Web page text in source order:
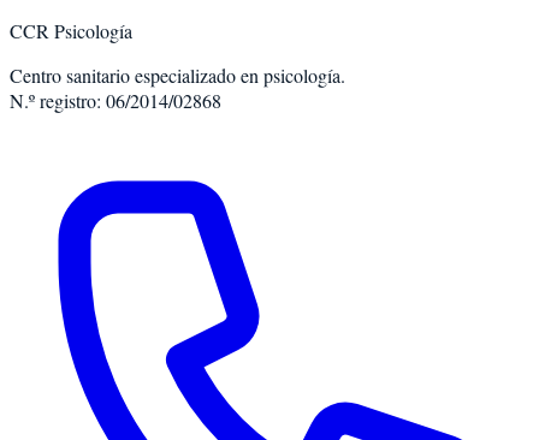
CCR Psicología
Centro sanitario especializado en psicología.
N.º registro: 06/2014/02868